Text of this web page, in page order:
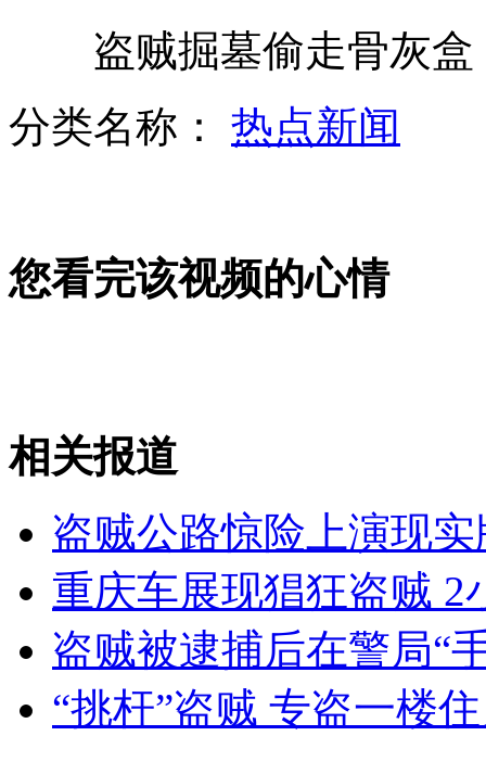
扔飞女童老外涉嫌拍虚假医疗广告
四川暴雨引发泥石流致高速中断
山西运城恶犬咬伤多人 警民合力深夜将其击毙
女孩北京地铁殴打老人 痛下狠手拳打脚踢
盗贼掘墓偷走骨灰盒
分类名称： 热点新闻
您看完该视频的心情
相关报道
盗贼公路惊险上演现
重庆车展现猖狂盗贼 2
盗贼被逮捕后在警局“
“挑杆”盗贼 专盗一楼